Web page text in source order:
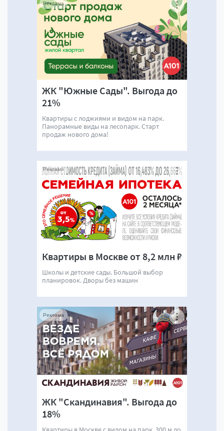
ЖК "Южные Сады". Выгода до
21%
Квартиры с лоджиями и видом на парк.
Панорамные виды на лесопарк. Старт
продаж нового дома!
Реклама
Квартиры в Москве от 8,2 млн ₽
Школы и детские сады. Большой выбор
планировок. Дворы без машин
Реклама
ЖК "Скандинавия". Выгода до
18%
Реклама